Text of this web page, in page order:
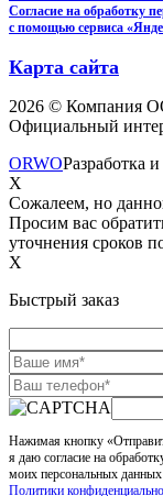
Согласие на обработку
с помощью сервиса
Карта сайта
2026 © Компания
Официальный
ORWOРазработка и
X
Сожалеем, но
Просим вас
уточнения сроков
X
Быстрый заказ
Нажимая кнопку
я даю согласие на
моих персональных
Политики